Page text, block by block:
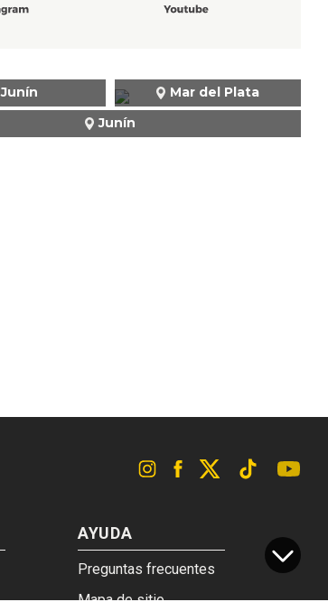
Junín
Mar del Plata
Junín
AYUDA
Preguntas frecuentes